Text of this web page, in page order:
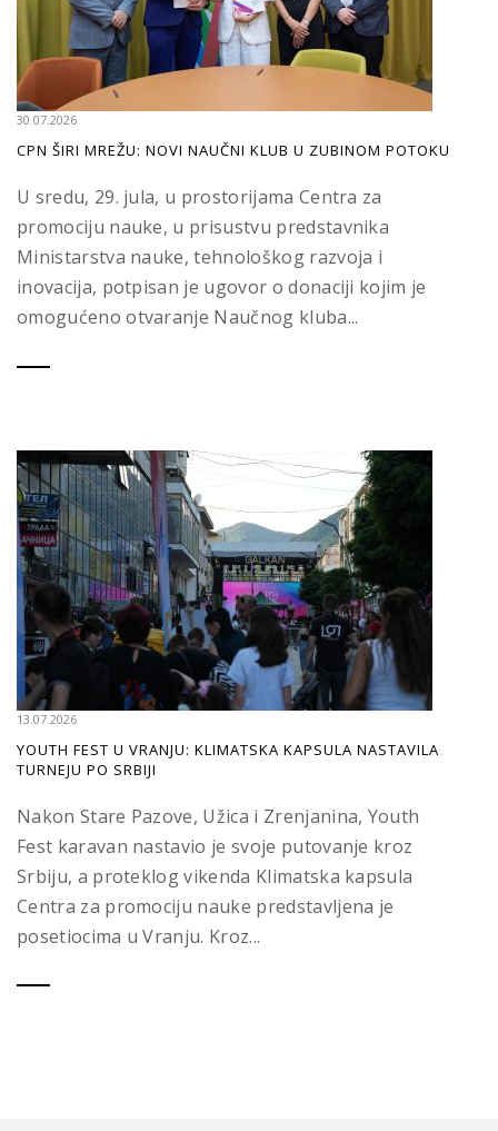
30.07.2026
CPN ŠIRI MREŽU: NOVI NAUČNI KLUB U ZUBINOM POTOKU
U sredu, 29. jula, u prostorijama Centra za
promociju nauke, u prisustvu predstavnika
Ministarstva nauke, tehnološkog razvoja i
inovacija, potpisan je ugovor o donaciji kojim je
omogućeno otvaranje Naučnog kluba...
13.07.2026
YOUTH FEST U VRANJU: KLIMATSKA KAPSULA NASTAVILA
TURNEJU PO SRBIJI
Nakon Stare Pazove, Užica i Zrenjanina, Youth
Fest karavan nastavio je svoje putovanje kroz
Srbiju, a proteklog vikenda Klimatska kapsula
Centra za promociju nauke predstavljena je
posetiocima u Vranju. Kroz...